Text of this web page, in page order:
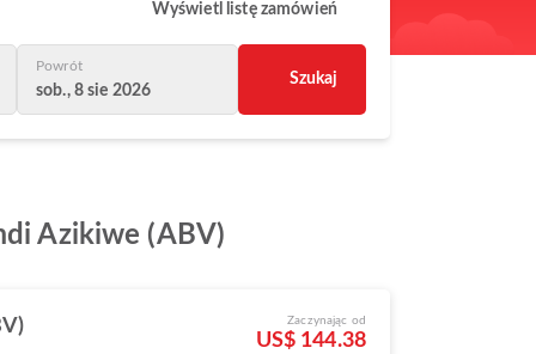
Wyświetl listę zamówień
Powrót
sob., 8 sie 2026
Szukaj
Azikiwe (ABV)
Zaczynając od
US$ 144.38